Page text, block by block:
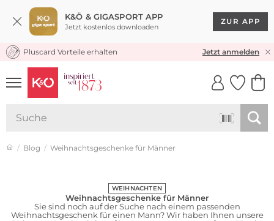
K&Ö & GIGASPORT APP
Jetzt kostenlos downloaden
ZUR APP
KOSTENLOSER VERSAND* & RÜCKVERSAND
Pluscard Vorteile erhalten Jetzt anmelden
UNSERE APP
CLICK &
Blog Weihnachtsgeschenke für Männer
WEIHNACHTEN
Weihnachtsgeschenke für Männer
Sie sind noch auf der Suche nach einem passenden
Weihnachtsgeschenk für einen Mann? Wir haben Ihnen unsere